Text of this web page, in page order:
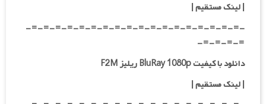
|لینک مستقیم|
-=-=-=-=-=-=-=-=-=-=-=-=-=-=-=-=-=-=-
=-=-=-=-
دانلود با کیفیت BluRay 1080p ریلیز F2M
|لینک مستقیم|